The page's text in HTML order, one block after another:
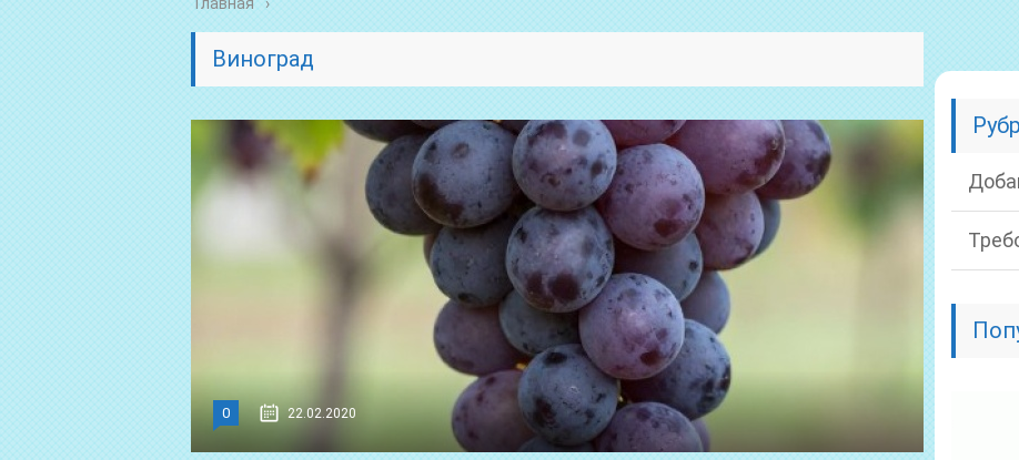
Виноград
0 22.02.2020